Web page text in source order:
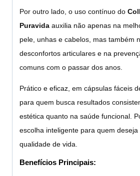
Por outro lado, o uso contínuo do
Puravida auxilia não apenas na
pele, unhas e cabelos, mas também
desconfortos articulares e na
comuns com o passar dos anos.
Prático e eficaz, em cápsulas fáceis
para quem busca resultados
estética quanto na saúde funcional.
escolha inteligente para quem
qualidade de vida.
Benefícios Principais: